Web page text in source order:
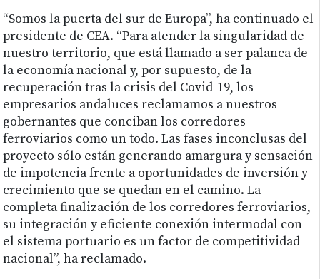
“Somos la puerta del sur de Europa”, ha continuado el
presidente de CEA. “Para atender la singularidad de
nuestro territorio, que está llamado a ser palanca de
la economía nacional y, por supuesto, de la
recuperación tras la crisis del Covid-19, los
empresarios andaluces reclamamos a nuestros
gobernantes que conciban los corredores
ferroviarios como un todo. Las fases inconclusas del
proyecto sólo están generando amargura y sensación
de impotencia frente a oportunidades de inversión y
crecimiento que se quedan en el camino. La
completa finalización de los corredores ferroviarios,
su integración y eficiente conexión intermodal con
el sistema portuario es un factor de competitividad
nacional”, ha reclamado.